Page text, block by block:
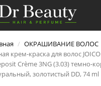
ОКРАШИВАНИЕ ВОЛОС
крем-краска для волос
Crème 3NG (3.03) темно-
золотистый DD, 74 ml